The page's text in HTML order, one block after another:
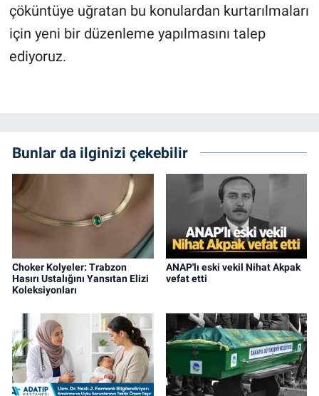
çöküntüye uğratan bu konulardan kurtarılmaları
için yeni bir düzenleme yapılmasını talep
ediyoruz.
Bunlar da ilginizi çekebilir
Choker Kolyeler: Trabzon
Hasırı Ustalığını Yansıtan Elizi
Koleksiyonları
ANAP'lı eski vekil Nihat Akpak
vefat etti